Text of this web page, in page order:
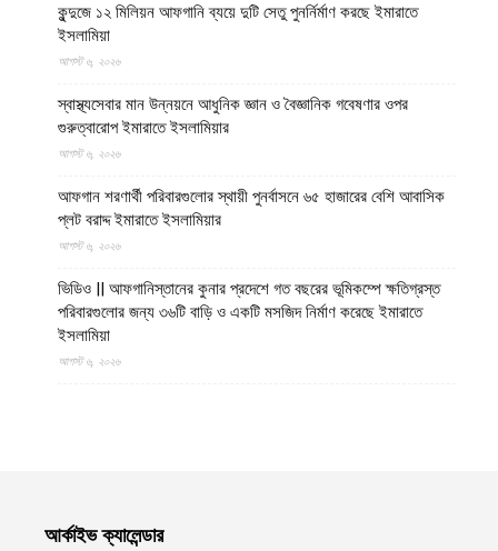
কুন্দুজে ১২ মিলিয়ন আফগানি ব্যয়ে দুটি সেতু পুনর্নির্মাণ করছে ইমারাতে
ইসলামিয়া
আগস্ট ৬, ২০২৬
স্বাস্থ্যসেবার মান উন্নয়নে আধুনিক জ্ঞান ও বৈজ্ঞানিক গবেষণার ওপর
গুরুত্বারোপ ইমারাতে ইসলামিয়ার
আগস্ট ৬, ২০২৬
আফগান শরণার্থী পরিবারগুলোর স্থায়ী পুনর্বাসনে ৬৫ হাজারের বেশি আবাসিক
প্লট বরাদ্দ ইমারাতে ইসলামিয়ার
আগস্ট ৬, ২০২৬
ভিডিও || আফগানিস্তানের কুনার প্রদেশে গত বছরের ভূমিকম্পে ক্ষতিগ্রস্ত
পরিবারগুলোর জন্য ৩৬টি বাড়ি ও একটি মসজিদ নির্মাণ করেছে ইমারাতে
ইসলামিয়া
আগস্ট ৬, ২০২৬
আশ্রয়কেন্দ্র
আগস্ট ৬, ২০২৬
আর্কাইভ ক্যালেন্ডার